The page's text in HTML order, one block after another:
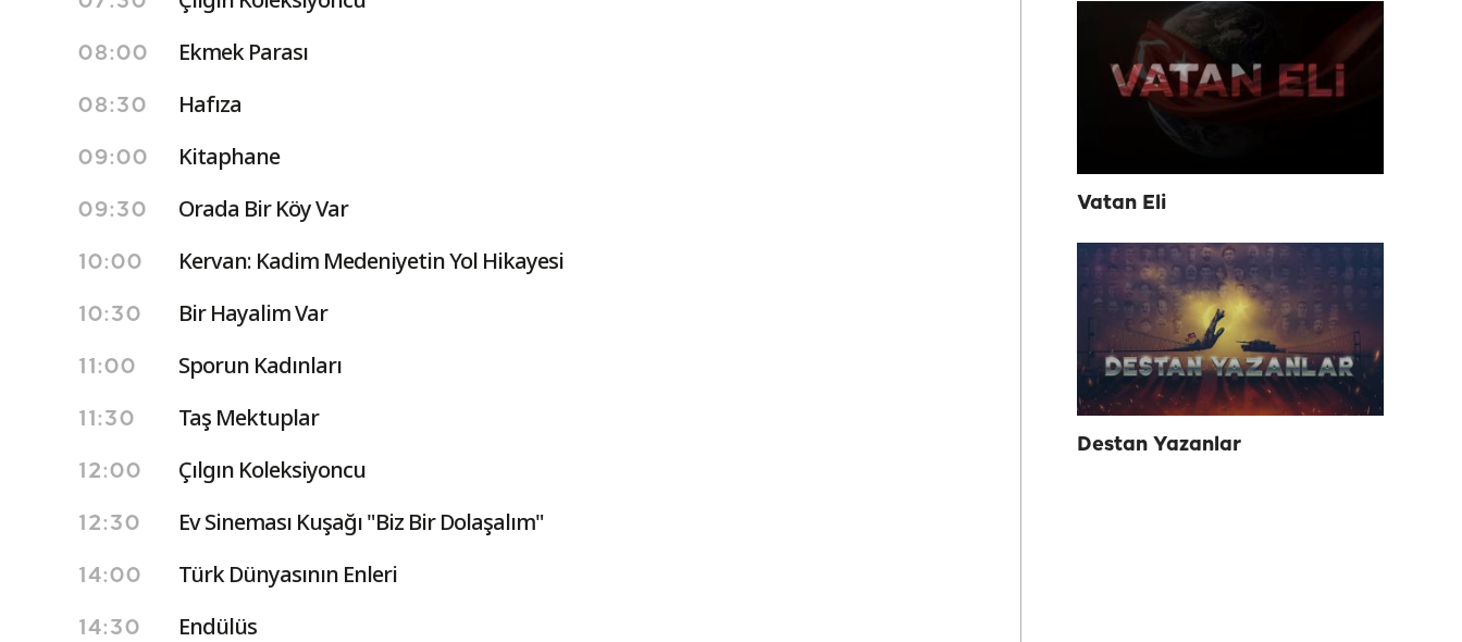
08:00 Ekmek Parası
08:30 Hafıza
09:00 Kitaphane
09:30 Orada Bir Köy Var
10:00 Kervan: Kadim Medeniyetin Yol Hikayesi
10:30 Bir Hayalim Var
11:00 Sporun Kadınları
11:30 Taş Mektuplar
12:00 Çılgın Koleksiyoncu
12:30 Ev Sineması Kuşağı "Biz Bir Dolaşalım"
14:00 Türk Dünyasının Enleri
14:30 Endülüs
Vatan Eli
Destan Yazanlar